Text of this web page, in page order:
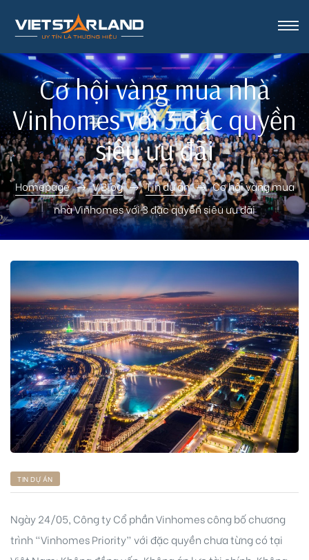
Cơ hội vàng mua nhà
Vinhomes với 3 đặc quyền
siêu ưu đãi
Homepage V Blog Tin dự án
Cơ hội vàng mua
nhà Vinhomes với 3 đặc quyền siêu ưu đãi
TIN DỰ ÁN
Ngày 24/05, Công ty Cổ phần Vinhomes công bố chương
trình “Vinhomes Priority” với đặc quyền chưa từng có tại
Vinh